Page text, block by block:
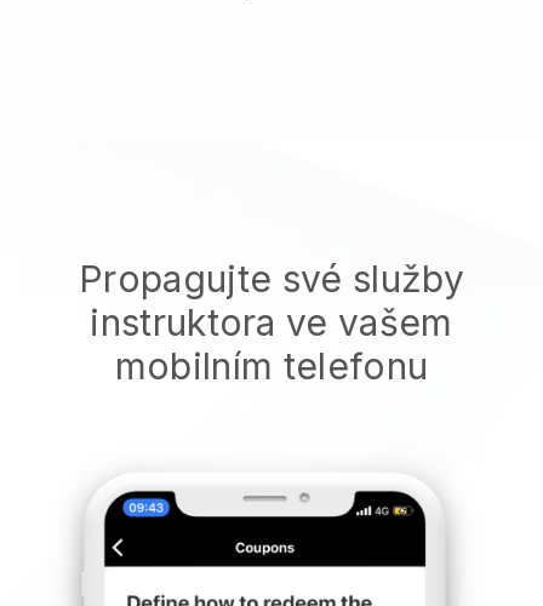
Propagujte své služby
instruktora ve vašem
mobilním telefonu